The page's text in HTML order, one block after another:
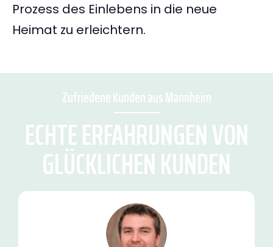
Prozess des Einlebens in die neue
Heimat zu erleichtern.
Zufriedene Kunden aus Mannheim
ECHTE ERFAHRUNGEN VON
GLÜCKLICHEN KUNDEN